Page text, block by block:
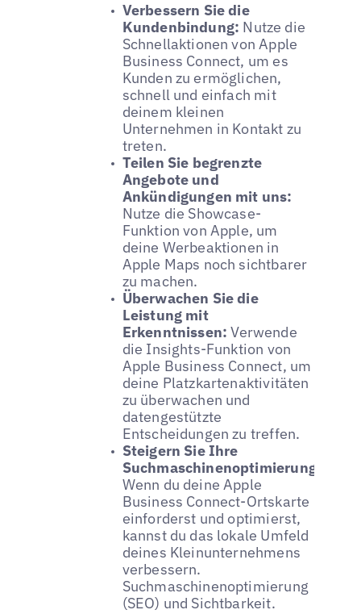
Verbessern Sie die
Kundenbindung: Nutze die
Schnellaktionen von Apple
Business Connect, um es
Kunden zu ermöglichen,
schnell und einfach mit
deinem kleinen
Unternehmen in Kontakt zu
treten.
Teilen Sie begrenzte
Angebote und
Ankündigungen mit uns:
Nutze die Showcase-
Funktion von Apple, um
deine Werbeaktionen in
Apple Maps noch sichtbarer
zu machen.
Überwachen Sie die
Leistung mit
Erkenntnissen: Verwende
die Insights-Funktion von
Apple Business Connect, um
deine Platzkartenaktivitäten
zu überwachen und
datengestützte
Entscheidungen zu treffen.
Steigern Sie Ihre
Suchmaschinenoptimierung:
Wenn du deine Apple
Business Connect-Ortskarte
einforderst und optimierst,
kannst du das lokale Umfeld
deines Kleinunternehmens
verbessern.
Suchmaschinenoptimierung
(SEO) und Sichtbarkeit.